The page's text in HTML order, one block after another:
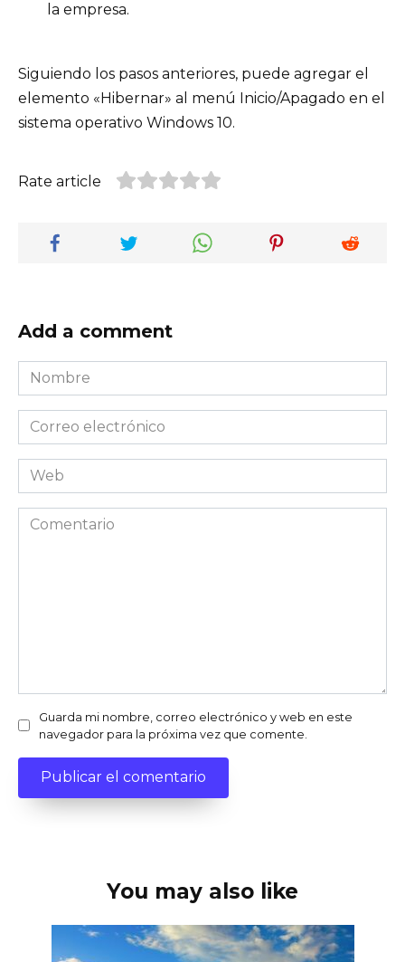
la empresa.
Siguiendo los pasos anteriores, puede agregar el
elemento «Hibernar» al menú Inicio/Apagado en el
sistema operativo Windows 10.
Rate article
Add a comment
Nombre
*
Correo
electrónico
*Web
Comentario
Guarda mi nombre, correo electrónico y web en este
navegador para la próxima vez que comente.
You may also like